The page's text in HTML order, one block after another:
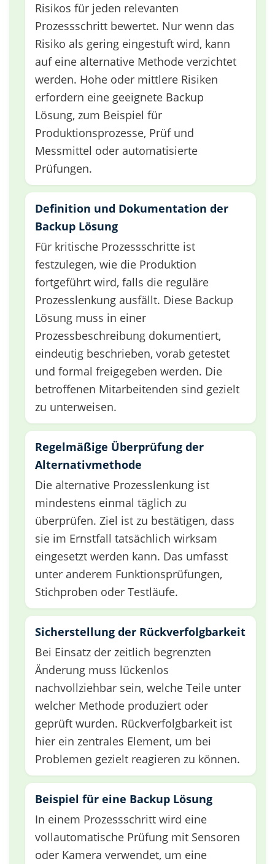
Risikos für jeden relevanten
Prozessschritt bewertet. Nur wenn das
Risiko als gering eingestuft wird, kann
auf eine alternative Methode verzichtet
werden. Hohe oder mittlere Risiken
erfordern eine geeignete Backup
Lösung, zum Beispiel für
Produktionsprozesse, Prüf und
Messmittel oder automatisierte
Prüfungen.
Definition und Dokumentation der
Backup Lösung
Für kritische Prozessschritte ist
festzulegen, wie die Produktion
fortgeführt wird, falls die reguläre
Prozesslenkung ausfällt. Diese Backup
Lösung muss in einer
Prozessbeschreibung dokumentiert,
eindeutig beschrieben, vorab getestet
und formal freigegeben werden. Die
betroffenen Mitarbeitenden sind gezielt
zu unterweisen.
Regelmäßige Überprüfung der
Alternativmethode
Die alternative Prozesslenkung ist
mindestens einmal täglich zu
überprüfen. Ziel ist zu bestätigen, dass
sie im Ernstfall tatsächlich wirksam
eingesetzt werden kann. Das umfasst
unter anderem Funktionsprüfungen,
Stichproben oder Testläufe.
Sicherstellung der Rückverfolgbarkeit
Bei Einsatz der zeitlich begrenzten
Änderung muss lückenlos
nachvollziehbar sein, welche Teile unter
welcher Methode produziert oder
geprüft wurden. Rückverfolgbarkeit ist
hier ein zentrales Element, um bei
Problemen gezielt reagieren zu können.
Beispiel für eine Backup Lösung
In einem Prozessschritt wird eine
vollautomatische Prüfung mit Sensoren
oder Kamera verwendet, um eine